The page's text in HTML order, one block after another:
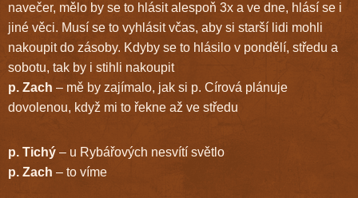
navečer, mělo by se to hlásit alespoň 3x a ve dne, hlásí se i
jiné věci. Musí se to vyhlásit včas, aby si starší lidi mohli
nakoupit do zásoby. Kdyby se to hlásilo v pondělí, středu a
sobotu, tak by i stihli nakoupit
p. Zach – mě by zajímalo, jak si p. Círová plánuje
dovolenou, když mi to řekne až ve středu
p. Tichý – u Rybářových nesvítí světlo
p. Zach – to víme